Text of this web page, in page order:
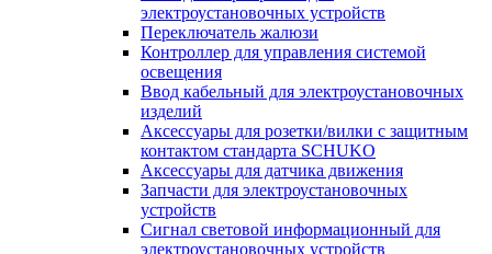
электроустановочных устройств
Переключатель жалюзи
Контроллер для управления системой
освещения
Ввод кабельный для электроустановочных
изделий
Аксессуары для розетки/вилки с защитным
контактом стандарта SCHUKO
Аксессуары для датчика движения
Запчасти для электроустановочных
устройств
Сигнал световой информационный для
электроустановочных устройств